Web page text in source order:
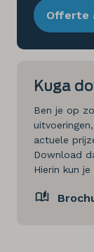
Offerte
Kuga
Ben je op
actuele
Download
Hierin kun